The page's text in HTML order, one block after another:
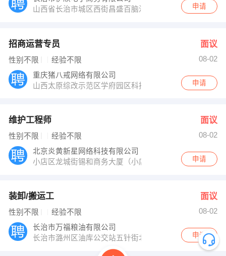
山西省长治市城区西街昌盛百脑汇一旁边铁楼梯二楼伊的
申请
招商运营专员 面议
性别不限 经验不限
08-02
重庆猪八戒网络有限公司
山西太原综改示范区学府园区科技街15号留学人员创业
申请
维护工程师 面议
性别不限 经验不限
08-02
北京炎黄新星网络科技有限公司
小店区龙城街锡和商务大厦（小店居然之家附近）
申请
装卸/搬运工 面议
性别不限 经验不限
08-02
长治市万福粮油有限公司
长治市潞州区油库公交站五针街北
申请